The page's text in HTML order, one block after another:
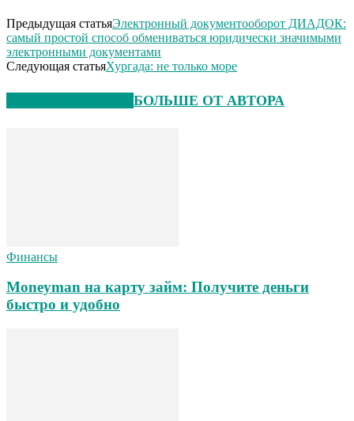
Предыдущая статьяЭлектронный документооборот ДИАДОК:
самый простой способ обмениваться юридически значимыми
электронными документами
Следующая статьяХургада: не только море
БОЛЬШЕ ОТ АВТОРА
Финансы
Moneyman на карту займ: Получите деньги
быстро и удобно